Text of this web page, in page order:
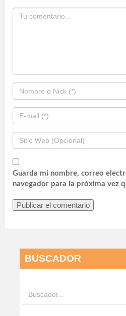
Guarda mi nombre, correo
navegador para la próxima vez
BUSCADOR